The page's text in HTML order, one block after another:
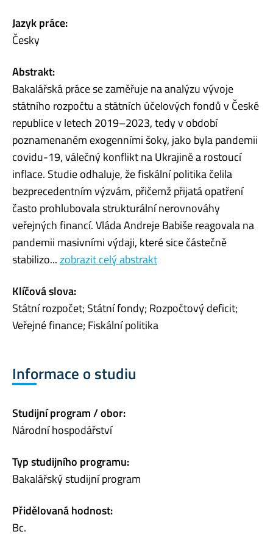
Jazyk práce:
Česky
Abstrakt:
Bakalářská práce se zaměřuje na analýzu vývoje
státního rozpočtu a státních účelových fondů v České
republice v letech 2019–2023, tedy v období
poznamenaném exogenními šoky, jako byla pandemii
covidu-19, válečný konflikt na Ukrajině a rostoucí
inflace. Studie odhaluje, že fiskální politika čelila
bezprecedentním výzvám, přičemž přijatá opatření
často prohlubovala strukturální nerovnováhy
veřejných financí. Vláda Andreje Babiše reagovala na
pandemii masivními výdaji, které sice částečně
stabilizo...zobrazit celý abstrakt
Klíčová slova:
Státní rozpočet; Státní fondy; Rozpočtový deficit;
Veřejné finance; Fiskální politika
Informace o studiu
Studijní program / obor:
Národní hospodářství
Typ studijního programu:
Bakalářský studijní program
Přidělovaná hodnost:
Bc.